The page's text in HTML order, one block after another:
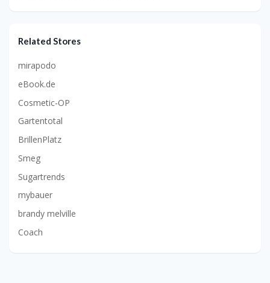
Related Stores
mirapodo
eBook.de
Cosmetic-OP
Gartentotal
BrillenPlatz
Smeg
Sugartrends
mybauer
brandy melville
Coach